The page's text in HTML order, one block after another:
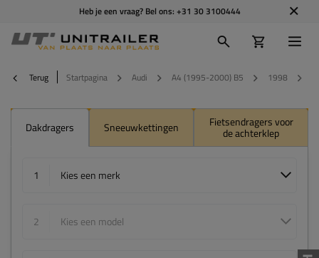
Heb je een vraag? Bel ons: +31 30 3100444
Terug Startpagina Audi A4 (1995-2000) B5 1998
Dakdragers Sneeuwkettingen Fietsendragers voor
de achterklep
1 Kies een merk
2 Kies een model